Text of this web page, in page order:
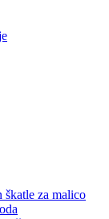
škatle za malico